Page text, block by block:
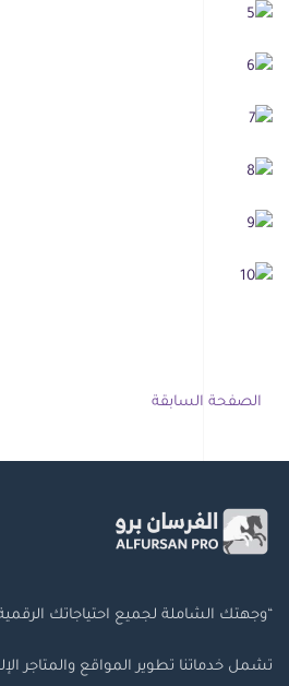
الصفحة السابقة
“وجهتك الشاملة لجميع احتياجاتك
تشمل خدماتنا تطوير المواقع والمتاجر